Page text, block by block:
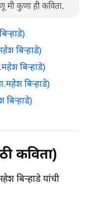
मी कुणा ही कविता.
बिऱ्हाडे)
बिऱ्हाडे)
बिऱ्हाडे)
बिऱ्हाडे)
कविता)
बिऱ्हाडे यांची